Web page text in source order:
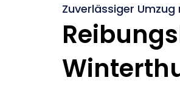
Zuverlässiger